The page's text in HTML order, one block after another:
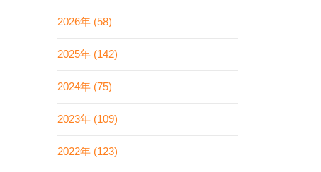
2026年 (58)
2025年 (142)
2024年 (75)
2023年 (109)
2022年 (123)